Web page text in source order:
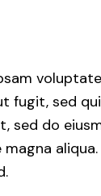
fugit, sed
sed do